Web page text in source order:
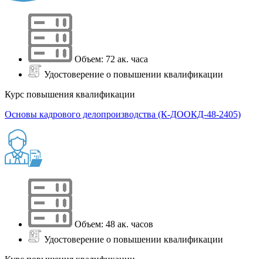
Объем: 72 ак. часа
Удостоверение о повышении квалификации
Курс повышения квалификации
Основы кадрового делопроизводства (К-ДООКД-48-2405)
Объем: 48 ак. часов
Удостоверение о повышении квалификации